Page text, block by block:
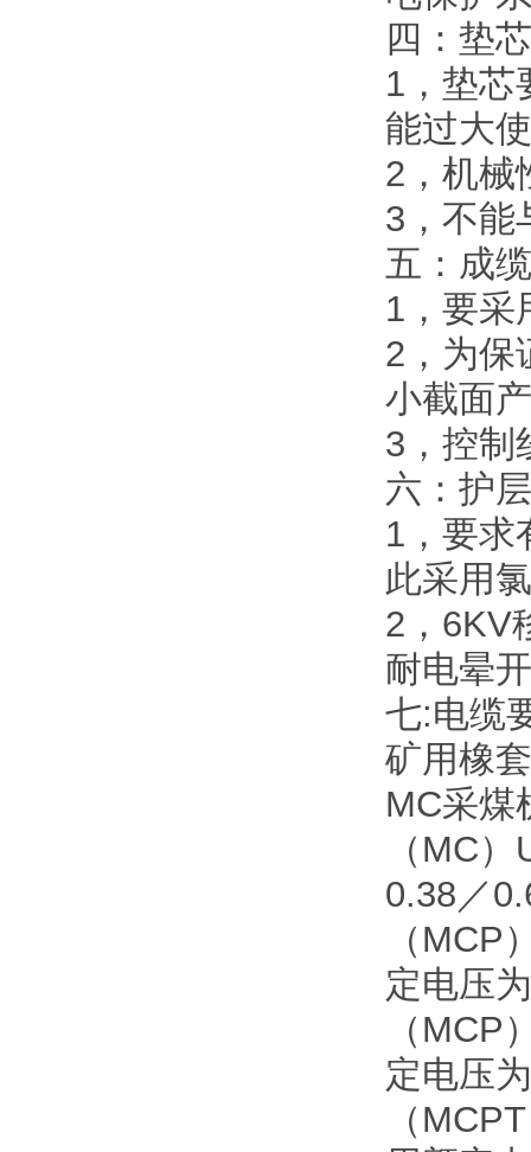
四：垫芯
1，垫芯
能过大
2，机械
3，不能
五：成
1，要采
2，为保
小截面
3，控制
六：护层
1，要求
此采用
2，6KV
耐电晕
七:电缆
矿用橡
MC采煤
（MC
0.38／
（MCP
定电压
（MCP
定电压
（